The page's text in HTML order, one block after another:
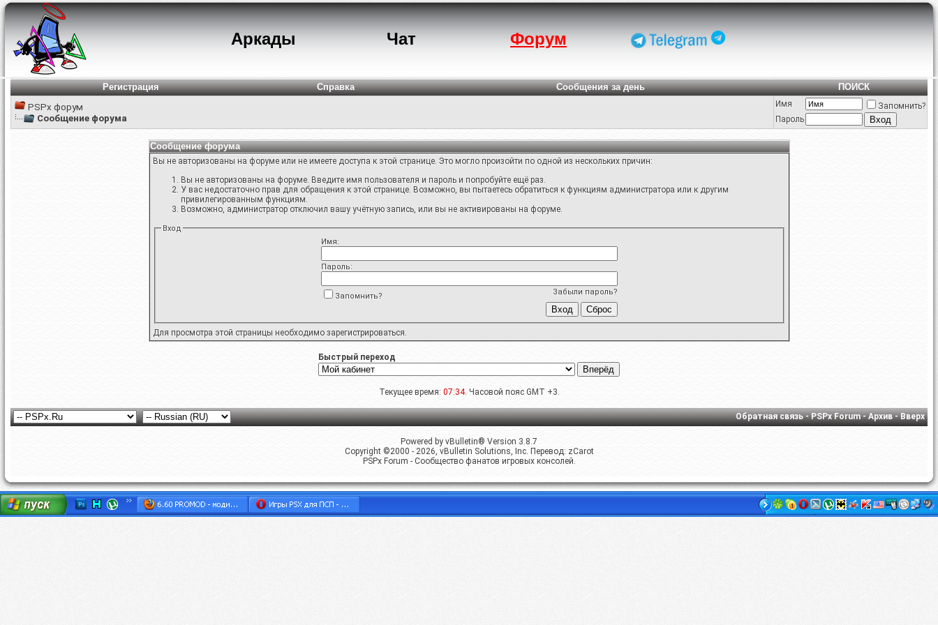
Аркады Чат Форум
Регистрация Справка Сообщения за день
ПОИСК
PSPx форум
Сообщение форума
Имя
Запомнить?
Пароль
Сообщение форума
Вы не авторизованы на форуме или не имеете доступа к этой странице. Это могло произойти по одной из нескольких причин:
Вы не авторизованы на форуме. Введите имя пользователя и пароль и попробуйте ещё раз.
У вас недостаточно прав для обращения к этой странице. Возможно, вы пытаетесь обратиться к функциям администратора или к другим
привилегированным функциям.
Возможно, администратор отключил вашу учётную запись, или вы не активированы на форуме.
Вход
Имя:
Пароль:
Забыли пароль?
Запомнить?
Для просмотра этой страницы необходимо зарегистрироваться.
Быстрый переход
Текущее время: 07:34. Часовой пояс GMT +3.
Обратная связь-PSPx Forum-Архив-Вверх
Powered by vBulletin® Version 3.8.7
Copyright ©2000 - 2026, vBulletin Solutions, Inc. Перевод: zCarot
PSPx Forum - Сообщество фанатов игровых консолей.